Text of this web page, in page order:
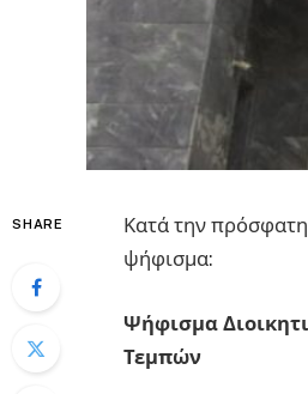
SHARE
Κατά την
ψήφισμα:
Ψήφισμα
Τεμπών